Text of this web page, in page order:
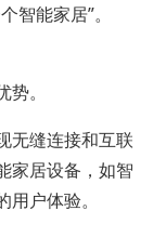
智能家居”。
。
无缝连接和互联
家居设备，如智
户体验。